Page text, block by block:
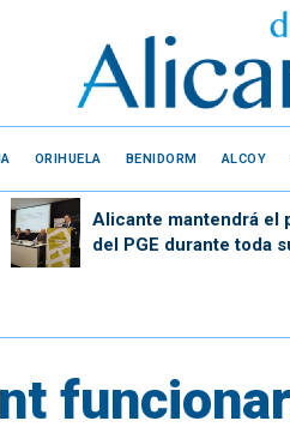
ORIHUELA BENIDORM ALCOY
Alicante mantendrá el
del PGE durante toda